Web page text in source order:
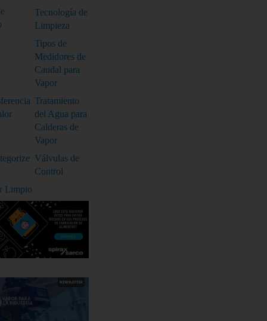
Tecnología de
Limpieza
Tipos de
Medidores de
Caudal para
Vapor
Tratamiento
del Agua para
Calderas de
Vapor
Válvulas de
Control
Limpio